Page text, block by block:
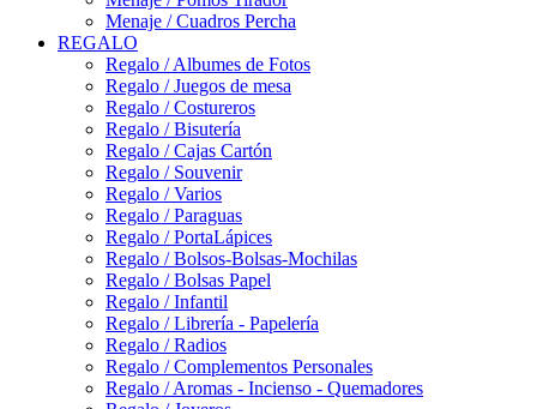
Menaje / Cuadros Percha
REGALO
Regalo / Albumes de Fotos
Regalo / Juegos de mesa
Regalo / Costureros
Regalo / Bisutería
Regalo / Cajas Cartón
Regalo / Souvenir
Regalo / Varios
Regalo / Paraguas
Regalo / PortaLápices
Regalo / Bolsos-Bolsas-Mochilas
Regalo / Bolsas Papel
Regalo / Infantil
Regalo / Librería - Papelería
Regalo / Radios
Regalo / Complementos Personales
Regalo / Aromas - Incienso - Quemadores